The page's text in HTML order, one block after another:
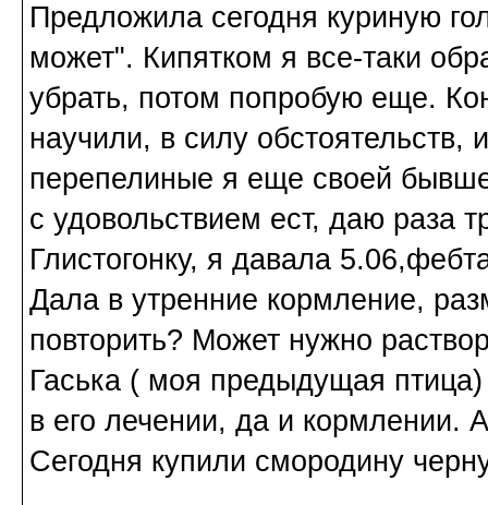
Предложила сегодня куриную
может". Кипятком я все-таки
убрать, потом попробую еще.
научили, в силу обстоятельств,
перепелиные я еще своей
с удовольствием ест, даю раза
Глистогонку, я давала
Дала в утренние кормление,
повторить? Может нужно
Гаська ( моя предыдущая
в его лечении, да и кормлении.
Сегодня купили смородину